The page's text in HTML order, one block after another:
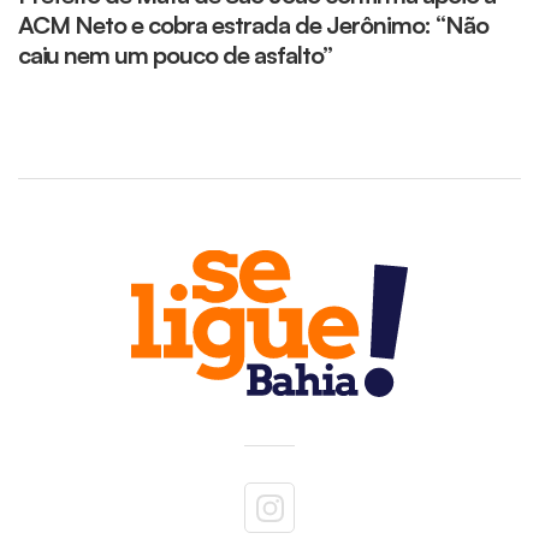
ACM Neto e cobra estrada de Jerônimo: “Não
caiu nem um pouco de asfalto”